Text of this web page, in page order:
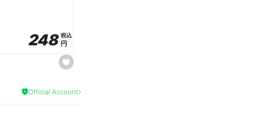
e
s
e
a
248
248 税込
税込
円
円
Official Account